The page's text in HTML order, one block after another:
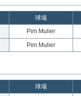
球場
Pim Mulier
Pim Mulier
球場